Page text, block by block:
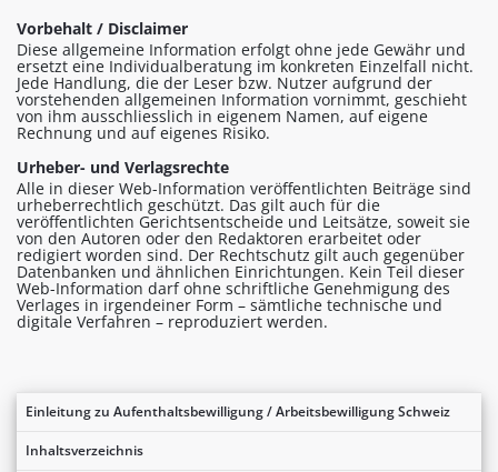
Einleitung zu Aufenthaltsbewilligung / Arbeitsbewilligung Schweiz
Inhaltsverzeichnis
Vorbehalt / Disclaimer
Diese allgemeine Information erfolgt ohne jede Gewähr und
ersetzt eine Individualberatung im konkreten Einzelfall nicht.
Jede Handlung, die der Leser bzw. Nutzer aufgrund der
vorstehenden allgemeinen Information vornimmt, geschieht
von ihm ausschliesslich in eigenem Namen, auf eigene
Rechnung und auf eigenes Risiko.
Urheber- und Verlagsrechte
Alle in dieser Web-Information veröffentlichten Beiträge sind
urheberrechtlich geschützt. Das gilt auch für die
veröffentlichten Gerichtsentscheide und Leitsätze, soweit sie
von den Autoren oder den Redaktoren erarbeitet oder
redigiert worden sind. Der Rechtschutz gilt auch gegenüber
Datenbanken und ähnlichen Einrichtungen. Kein Teil dieser
Web-Information darf ohne schriftliche Genehmigung des
Verlages in irgendeiner Form – sämtliche technische und
digitale Verfahren – reproduziert werden.